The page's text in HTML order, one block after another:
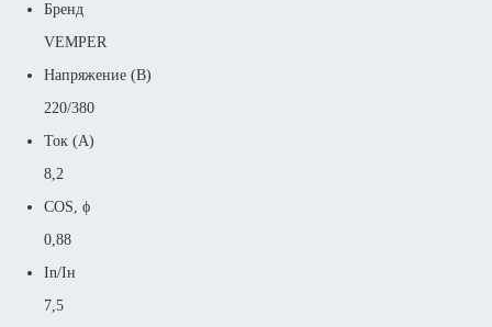
Бренд
VEMPER
Напряжение (В)
220/380
Ток (А)
8,2
COS, ϕ
0,88
In/Iн
7,5